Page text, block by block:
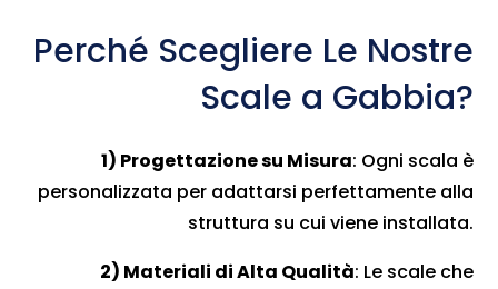
Perché Scegliere Le Nostre
Scale a Gabbia?
1) Progettazione su Misura: Ogni scala è
personalizzata per adattarsi perfettamente alla
struttura su cui viene installata.
2) Materiali di Alta Qualità: Le scale che